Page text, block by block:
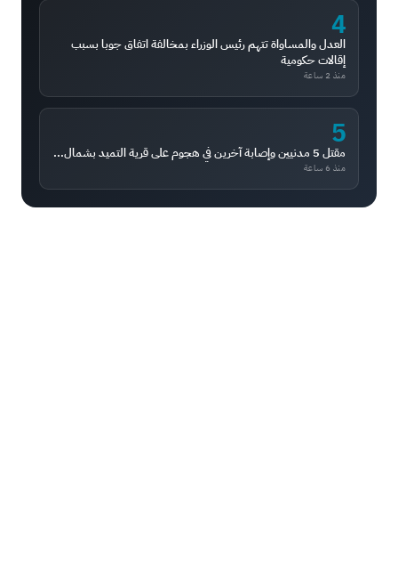
4
العدل والمساواة تتهم رئيس الوزراء بمخالفة اتفاق جوبا بسبب
إقالات حكومية
منذ 2 ساعة
5
مقتل 5 مدنيين وإصابة آخرين في هجوم على قرية التميد بشمال...
منذ 6 ساعة